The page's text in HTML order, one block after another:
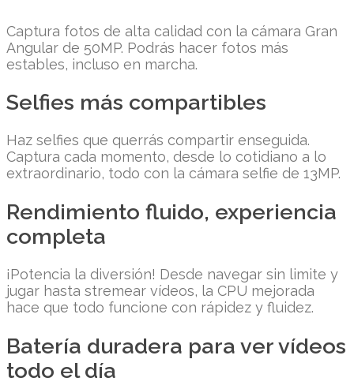
Captura fotos de alta calidad con la cámara Gran
Angular de 50MP. Podrás hacer fotos más
estables, incluso en marcha.
Selfies más compartibles
Haz selfies que querrás compartir enseguida.
Captura cada momento, desde lo cotidiano a lo
extraordinario, todo con la cámara selfie de 13MP.
Rendimiento fluido, experiencia
completa
¡Potencia la diversión! Desde navegar sin limite y
jugar hasta stremear vídeos, la CPU mejorada
hace que todo funcione con rápidez y fluidez.
Batería duradera para ver vídeos
todo el día